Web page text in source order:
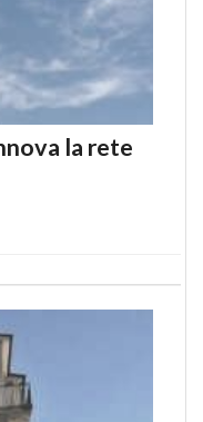
la rete